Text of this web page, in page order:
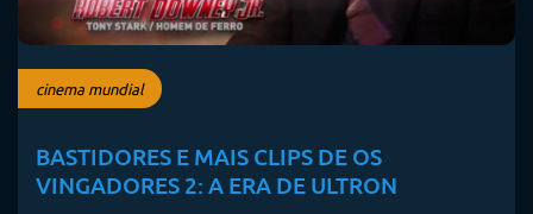
cinema mundial
BASTIDORES E MAIS CLIPS DE OS
VINGADORES 2: A ERA DE ULTRON